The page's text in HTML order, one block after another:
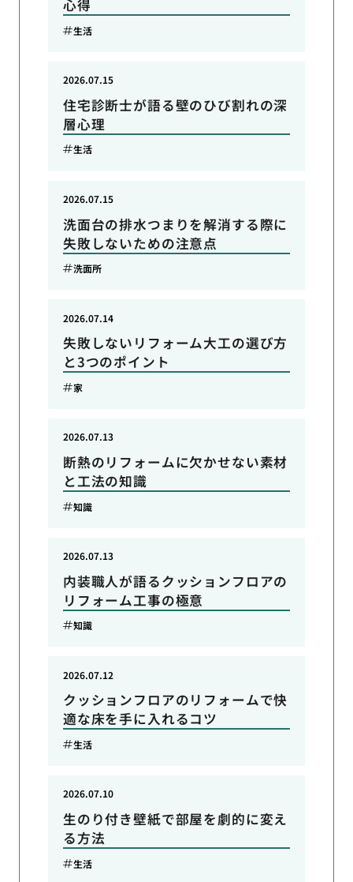
心得
生活
住宅診断士が語る壁のひび割れの深
層心理
2026.07.15
生活
洗面台の排水つまりを解消する際に
失敗しないための注意点
2026.07.15
洗面所
失敗しないリフォーム大工の選び方
と3つのポイント
2026.07.14
家
断熱のリフォームに欠かせない素材
と工法の知識
2026.07.13
知識
内装職人が語るクッションフロアの
リフォーム工事の極意
2026.07.13
知識
クッションフロアのリフォームで快
適な床を手に入れるコツ
2026.07.12
生活
生のり付き壁紙で部屋を劇的に変え
る方法
2026.07.10
生活